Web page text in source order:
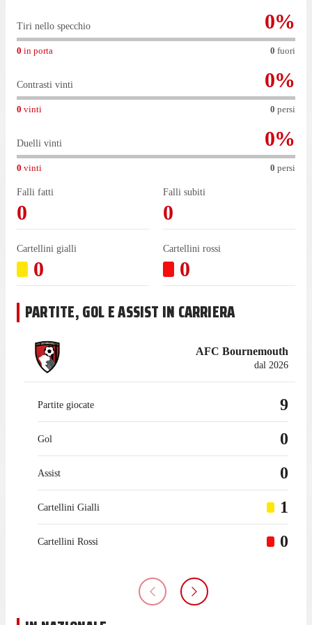
Tiri nello specchio 0%
0 in porta 0 fuori
Contrasti vinti 0%
0 vinti 0 persi
Duelli vinti 0%
0 vinti 0 persi
Falli fatti
0
Falli subiti
0
Cartellini gialli
0
Cartellini rossi
0
PARTITE, GOL E ASSIST IN CARRIERA
AFC Bournemouth
dal 2026
Partite giocate 9
Gol 0
Assist 0
Cartellini Gialli 1
Cartellini Rossi 0